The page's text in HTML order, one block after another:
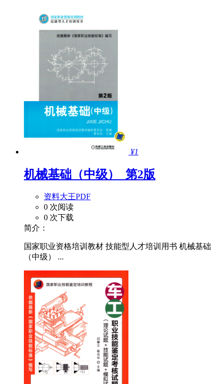
¥1
机械基础（中级）_第2版
资料大王PDF
0 次阅读
0 次下载
简介：
国家职业资格培训教材 技能型人才培训用书 机械基础
（中级） ...